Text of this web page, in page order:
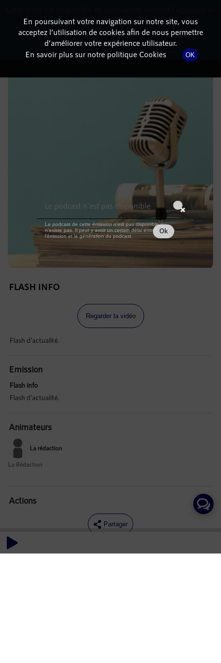
DÉTAILS DE L'ÉPISODE
21 décembre 2022à 13h59, durée : Invalid date
FLASH INFO
Regarder la vidéo
Flash d'actualité.
Emission
Flash info
Flash d'actualité.
Animateurs
La rédaction
La Rédaction
Actions
Partager
Commentaires
En poursuivant votre navigation sur notre site, vous
acceptez l’utilisation de cookies afin de nous permettre
d’améliorer votre expérience utilisateur.
En savoir plus sur notre politique Cookies
OK
dessous pour l'installer.
Non merci Télécharger l'application
Le podcast n'est pas disponible
Le podcast de cette émission n'est pas disponible ou
n'existe pas. Il peut y avoir un certain délai entre la fin de
l'émission et la génération du podcast.
Ok